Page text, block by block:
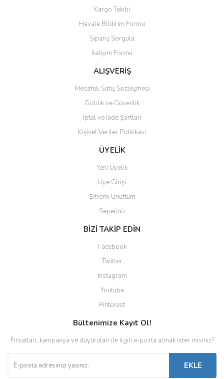
Ürün resmi kalitesiz, bozuk veya görüntülenemiyor.
Ürün açıklamasında eksik bilgiler bulunuyor.
Ürün bilgilerinde hatalar bulunuyor.
Ürün fiyatı diğer sitelerden daha pahalı.
Bu ürüne benzer farklı alternatifler olmalı.
Gönder
Kargo Takibi
Havale Bildirim Formu
Sipariş Sorgula
İletişim Formu
ALIŞVERİŞ
Mesafeli Satış Sözleşmesi
Gizlilik ve Güvenlik
İptal ve İade Şartları
Kişisel Veriler Politikası
ÜYELİK
Yeni Üyelik
Üye Girişi
Şifremi Unuttum
Sepetiniz
BİZİ TAKİP EDİN
Facebook
Twitter
Instagram
Youtube
Pinterest
Bültenimize Kayıt Ol!
Fırsatları, kampanya ve duyuruları ile ilgili e-posta almak ister misiniz?
EKLE